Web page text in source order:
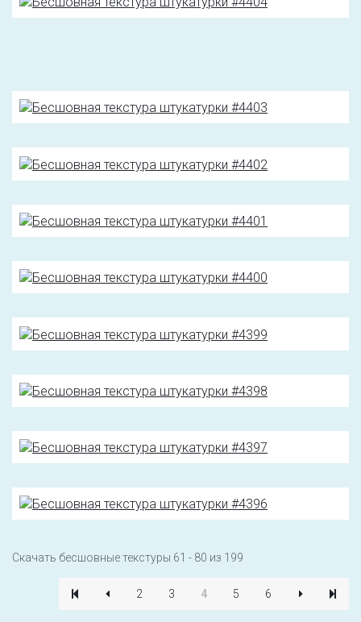
Скачать бесшовные текстуры 61 - 80 из 199
2 3 4 5 6